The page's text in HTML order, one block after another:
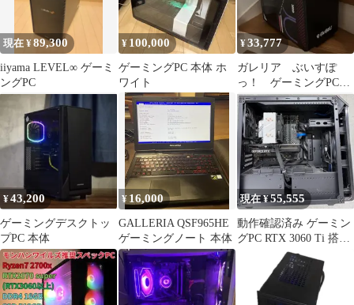
現在 ¥89,300
iiyama LEVEL∞ ゲーミ
ングPC
¥ 100,000
ゲーミングPC 本体 ホ
ワイト
¥33,777
ガレリア ぶいすぽ
っ！ ゲーミングPCサ
イドパネル PCケース
vtuber
¥43,200
ゲーミングデスクトッ
プPC 本体
¥ 16,000
GALLERIA QSF965HE
ゲーミングノート 本体
現在 ¥55,555
動作確認済み ゲーミン
グPC RTX 3060 Ti 搭載